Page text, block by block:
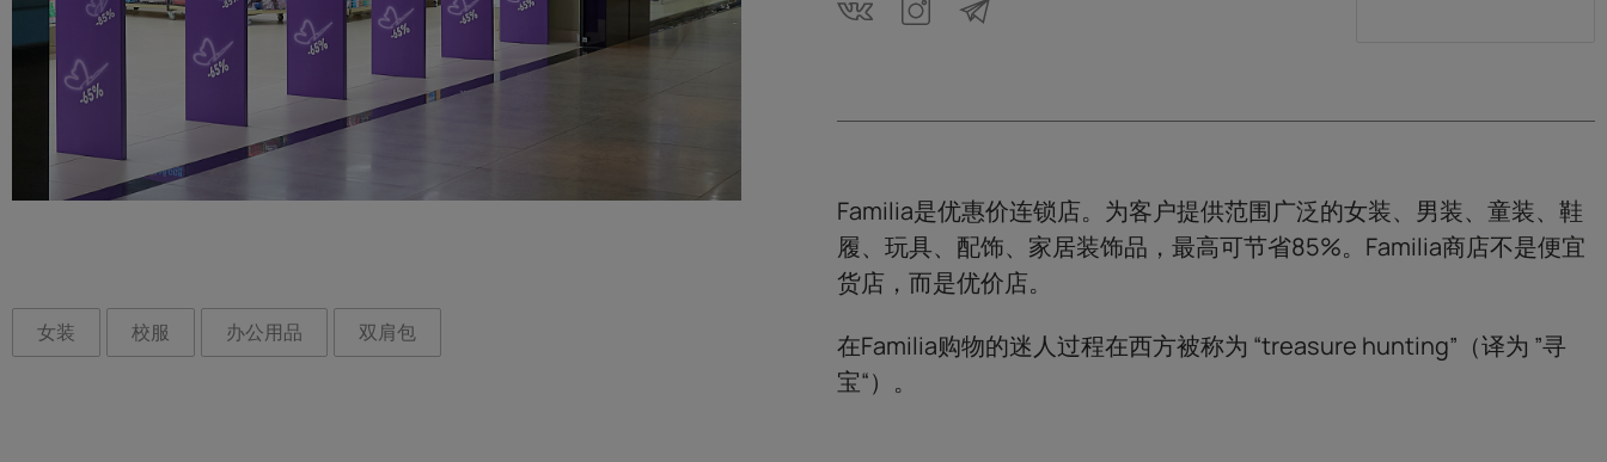
女装 校服 办公用品 双肩包
Familia是优惠价连锁店。为客户提供范围广泛的女装、男装、童装、鞋
履、玩具、配饰、家居装饰品，最高可节省85%。Familia商店不是便宜
货店，而是优价店。
在Familia购物的迷人过程在西方被称为 “treasure hunting”（译为 ”寻
宝“）。